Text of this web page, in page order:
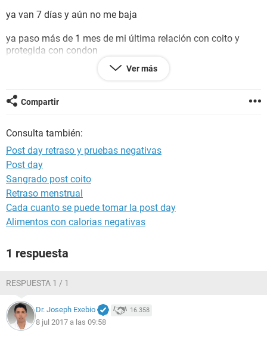
ya van 7 días y aún no me baja
ya paso más de 1 mes de mi última relación con coito y
protegida con condon
creen que aya posibilidad de embarazo o solo me estoy
las pruebas que me hice miden 25 la hormona del
Ver más
Compartir
Consulta también:
Post day retraso y pruebas negativas
Post day
Sangrado post coito
Retraso menstrual
Cada cuanto se puede tomar la post day
Alimentos con calorias negativas
1 respuesta
RESPUESTA 1 / 1
Dr. Joseph Exebio 16.358
8 jul 2017 a las 09:58